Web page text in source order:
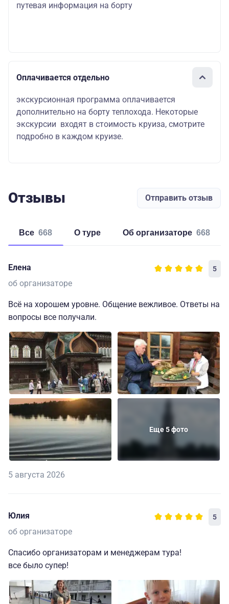
путевая информация на борту
Оплачивается отдельно
экскурсионная программа оплачивается
дополнительно на борту теплохода. Некоторые
экскурсии входят в стоимость круиза, смотрите
подробно в каждом круизе.
Отзывы Отправить отзыв
Все 668 о туре об организаторе 668
Елена 5
об организаторе
Всё на хорошем уровне. Общение вежливое. Ответы на
вопросы все получали.
Еще 5 фото
5 августа 2026
Юлия 5
об организаторе
Спасибо организаторам и менеджерам тура!
все было супер!